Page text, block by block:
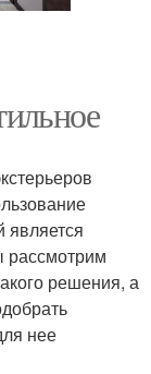
является
рассмотрим
решения, а
нее